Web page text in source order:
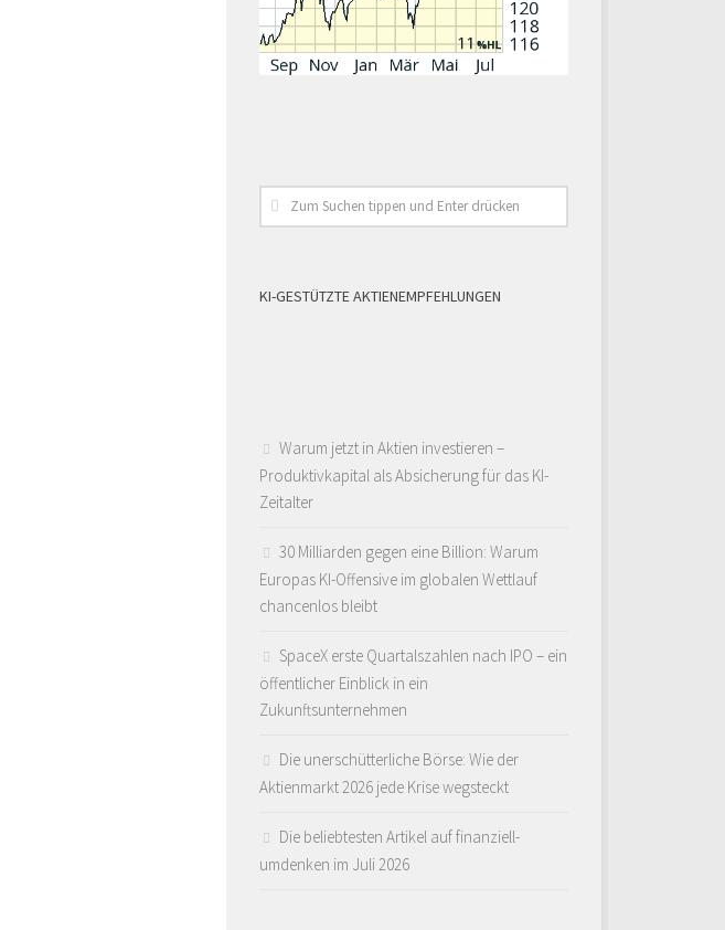
KI-GESTÜTZTE AKTIENEMPFEHLUNGEN
Warum jetzt in Aktien investieren –
Produktivkapital als Absicherung für das KI-
Zeitalter
30 Milliarden gegen eine Billion: Warum
Europas KI-Offensive im globalen Wettlauf
chancenlos bleibt
SpaceX erste Quartalszahlen nach IPO – ein
öffentlicher Einblick in ein
Zukunftsunternehmen
Die unerschütterliche Börse: Wie der
Aktienmarkt 2026 jede Krise wegsteckt
Die beliebtesten Artikel auf finanziell-
umdenken im Juli 2026